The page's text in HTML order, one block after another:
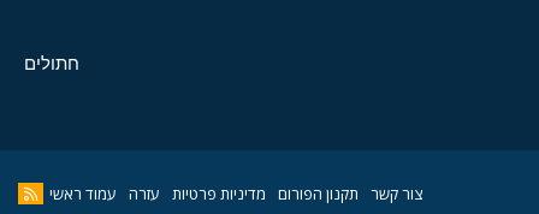
חתולים
צור קשר תקנון הפורום מדיניות פרטיות עזרה עמוד ראשי